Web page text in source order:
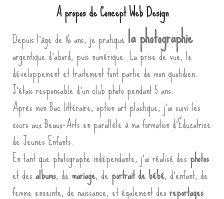
A propos de Concept Web Design
Depuis l’âge de 16 ans, je pratiquela photographie
argentique d’abord, puis numérique. La prise de vue, le
développement et traitement font partie de mon quotidien.
J’étais responsable d’un club photo pendant 5 ans.
Après mon Bac littéraire, option art plastique, j’ai suivi les
cours aux Beaux-Arts en parallèle à ma formation d’Éducatrice
de Jeunes Enfants.
En tant que photographe indépendante, j’ai réalisé desphotos
et desalbums, demariage, deportrait de bébé, d’enfant, de
femme enceinte, de naissance, et également desreportages